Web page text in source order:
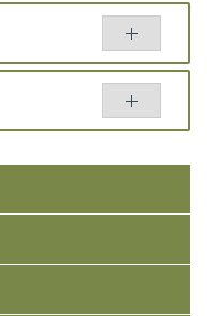
Dodany
przez
KB
Ledwójcik
Ledwójcik